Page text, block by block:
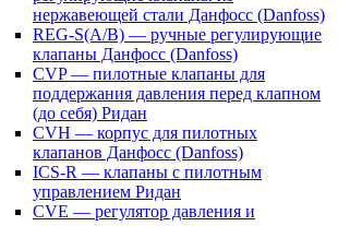
нержавеющей стали Данфосс (Danfoss)
REG-S(A/B) — ручные регулирующие
клапаны Данфосс (Danfoss)
CVP — пилотные клапаны для
поддержания давления перед клапном
(до себя) Ридан
CVH — корпус для пилотных
клапанов Данфосс (Danfoss)
ICS-R — клапаны с пилотным
управлением Ридан
CVE — регулятор давления и